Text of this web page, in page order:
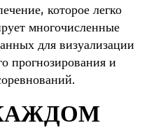
которое легко
многочисленные
для визуализации
прогнозирования и